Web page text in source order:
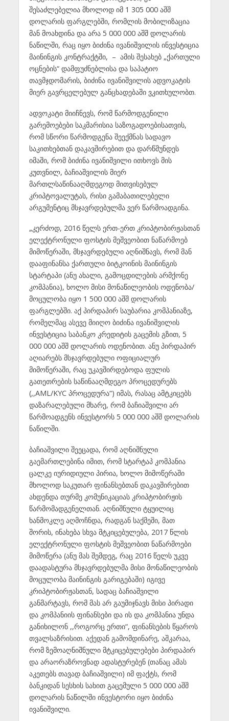
შესაძლებელია მხოლოდ იმ 1 305 000 აშშ
დოლარის ფარგლებში, რომლის მობილიზაცია
მან მოახდინა და არა 5 000 000 აშშ დოლარის
ნაწილში, რაც იყო ბიძინა ივანიშვილის ინვესტიცია
მაინინგის კონტრაქტში, – ამის შესახებ „ქართული
ოცნების“ დამფუძნებლისა და საპატიო
თავმჯდომარის, ბიძინა ივანიშვილის ადვოკატის
მიერ გავრცელებულ განცხადებაში ვკითხულობთ.
ადვოკატი მიიჩნევს, რომ წარმოდგენილი
გარემოებები საკმარისია საზოგადოებისათვის,
რომ სწორი წარმოდგენა შეექმნას სადავო
საკითხებთან დაკავშირებით და დარწმუნდეს
იმაში, რომ ბიძინა ივანიშვილი ითხოვს მის
კუთვნილ, ბაჩიაშვილის მიერ
მართლსაწინააღმდეგოდ მითვისებულ
კრიპტოვალუტას, რისი გამაბათილებელი
არგუმენტიც მსჯავრდებულმა ვერ წარმოადგინა.
„კერძოდ, 2016 წელს ერთ-ერთ კრიპტობირჟასთან
ელექტრონული ფოსტის მეშვეობით ნაწარმოებ
მიმოწერაში, მსჯავრდებული აღნიშნავს, რომ მან
დააფინანსა ქართული ბიტკოინის მაინინგის
სტარტაპი (ანუ ახალი, გამოცდილების არმქონე
კომპანია), ხოლო მისი მონაწილეობის ოდენობა/
მოცულობა იყო 1 500 000 აშშ დოლარის
ფარგლებში. აქ პირდაპირ საუბარია კომპანიაზე,
რომელმაც ასევე მიიღო ბიძინა ივანიშვილის
ინვესტიცია საბანკო კრედიტის გაცემის გზით, 5
000 000 აშშ დოლარის ოდენობით. ანუ პირდაპირ
აღიარებს მსჯავრდებული ოფიციალურ
მიმოწერაში, რაც უკავშირდებოდა ფულის
გათეთრების საწინააღმდეგო პროცედურებს
(,,AML/KYC პროცედურა“) იმას, რასაც ამტკიცებს
დაზარალებული მხარე, რომ ბაჩიაშვილი არ
წარმოადგენს ინვესტორს 5 000 000 აშშ დოლარის
ნაწილში.
ბაჩიაშვილი შეეცადა, რომ აღნიშნული
გაემართლებინა იმით, რომ სტარტაპ კომპანია
ცალკე იურიდიული პირია, ხოლო მიმოწერაში
მხოლოდ საკუთარ ფინანსებთან დაკავშირებით
ახდენდა თურმე კომუნიკაციას კრიპტობირჟის
წარმომადგენელთან. აღნიშნული ტყუილიც
ხანმოკლე აღმოჩნდა, რადგან საქმეში, მათ
შორის, ინახება სხვა მტკიცებულება, 2017 წლის
ელექტრონული ფოსტის მეშვეობით ნაწარმოები
მიმოწერა (ანუ მას შემდეგ, რაც 2016 წელს უკვე
დაადასტურა მსჯავრდებულმა მისი მონაწილეობის
მოცულობა მაინინგის გარიგებაში) იგივე
კრიპტობირჟასთან, სადაც ბაჩიაშვილი
განმარტავს, რომ მას არ გაუმიჯნავს მისი პირადი
და კომპანიის ფინანსები და ის და კომპანია უნდა
განიხილონ ,,როგორც ერთი“, ფინანსების წყაროს
თვალსაზრისით. აქედან გამომდინარე, აშკარაა,
რომ ზემოაღნიშნული მტკიცებულებები პირდაპირ
და არაორაზროვნად ადასტურებენ (თანაც ამას
აკეთებს თავად ბაჩიაშვილი) იმ ფაქტს, რომ
ბანკიდან სესხის სახით გაცემული 5 000 000 აშშ
დოლარის ნაწილში ინვესტორი იყო ბიძინა
ივანიშვილი.